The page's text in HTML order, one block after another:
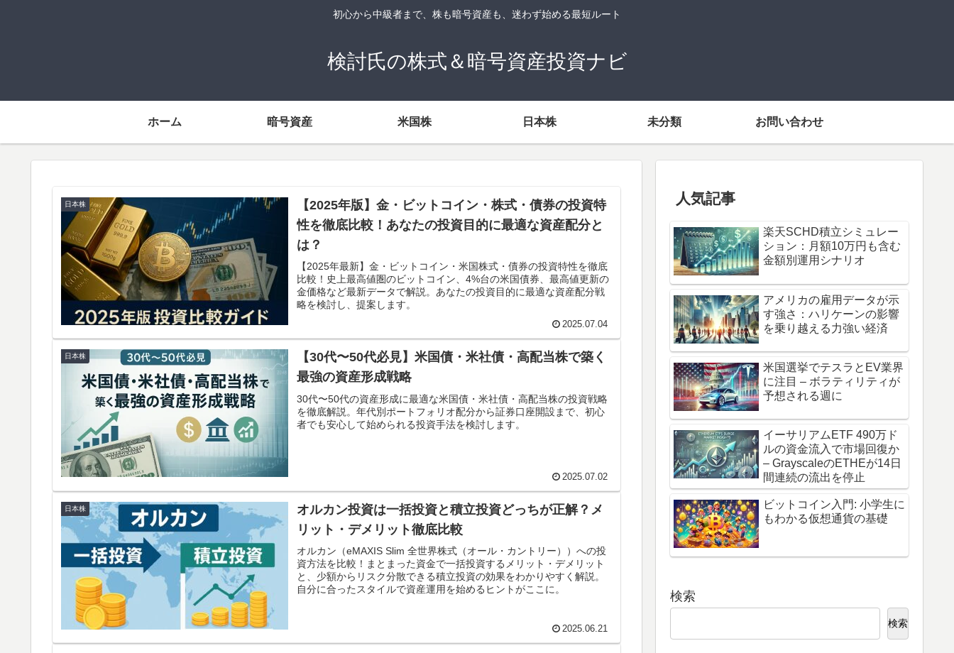
初心から中級者まで、株も暗号資産も、迷わず始める最短ルート
検討氏の株式＆暗号資産投資ナビ
ホーム 暗号資産 米国株 日本株 未分類 お問い合わせ
日本株
【2025年版】金・ビットコイン・株式・債券の投資特
性を徹底比較！あなたの投資目的に最適な資産配分と
は？
【2025年最新】金・ビットコイン・米国株式・債券の投資特性を徹底
比較！史上最高値圏のビットコイン、4%台の米国債券、最高値更新の
金価格など最新データで解説。あなたの投資目的に最適な資産配分戦
略を検討し、提案します。
2025.07.04
日本株
【30代〜50代必見】米国債・米社債・高配当株で築く
最強の資産形成戦略
30代〜50代の資産形成に最適な米国債・米社債・高配当株の投資戦略
を徹底解説。年代別ポートフォリオ配分から証券口座開設まで、初心
者でも安心して始められる投資手法を検討します。
2025.07.02
日本株
オルカン投資は一括投資と積立投資どっちが正解？メ
リット・デメリット徹底比較
オルカン（eMAXIS Slim 全世界株式（オール・カントリー））への投
資方法を比較！まとまった資金で一括投資するメリット・デメリット
と、少額からリスク分散できる積立投資の効果をわかりやすく解説。
自分に合ったスタイルで資産運用を始めるヒントがここに。
2025.06.21
人気記事
楽天SCHD積立シミュレー
ション：月額10万円も含む
金額別運用シナリオ
アメリカの雇用データが示
す強さ：ハリケーンの影響
を乗り越える力強い経済
米国選挙でテスラとEV業界
に注目 – ボラティリティが
予想される週に
イーサリアムETF 490万ド
ルの資金流入で市場回復か
– GrayscaleのETHEが14日
間連続の流出を停止
ビットコイン入門: 小学生に
もわかる仮想通貨の基礎
検索
検索